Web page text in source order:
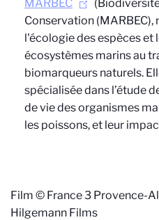
MARBEC
Conservation (MARBEC),
l'écologie des espèces
écosystèmes marins au
biomarqueurs naturels.
spécialisée dans l’étude
de vie des organismes
les poissons, et leur
Film © France 3 Provence-
Hilgemann Films